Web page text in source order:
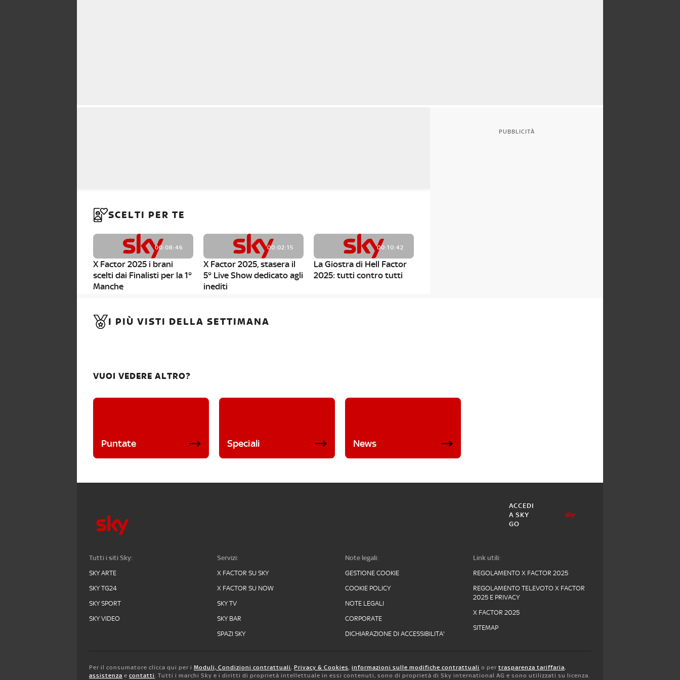
SCELTI PER TE
00:08:46
X Factor 2025 i brani
scelti dai Finalisti per la 1°
Manche
00:02:15
X Factor 2025, stasera il
5° Live Show dedicato agli
inediti
00:10:42
La Giostra di Hell Factor
2025: tutti contro tutti
PUBBLICITÀ
I PIÙ VISTI DELLA SETTIMANA
VUOI VEDERE ALTRO?
Puntate Speciali News
ACCEDI
A SKY
GO
Tutti i siti Sky:
SKY ARTE
SKY TG24
SKY SPORT
SKY VIDEO
Servizi:
X FACTOR SU SKY
X FACTOR SU NOW
SKY TV
SKY BAR
SPAZI SKY
Note legali:
GESTIONE COOKIE
COOKIE POLICY
NOTE LEGALI
CORPORATE
DICHIARAZIONE DI ACCESSIBILITA'
Link utili:
REGOLAMENTO X FACTOR 2025
REGOLAMENTO TELEVOTO X FACTOR
2025 E PRIVACY
X FACTOR 2025
SITEMAP
Per il consumatore clicca qui per i Moduli, Condizioni contrattuali, Privacy & Cookies, informazioni sulle modifiche contrattuali o per trasparenza tariffaria,
assistenza e contatti. Tutti i marchi Sky e i diritti di proprietà intellettuale in essi contenuti, sono di proprietà di Sky international AG e sono utilizzati su licenza.